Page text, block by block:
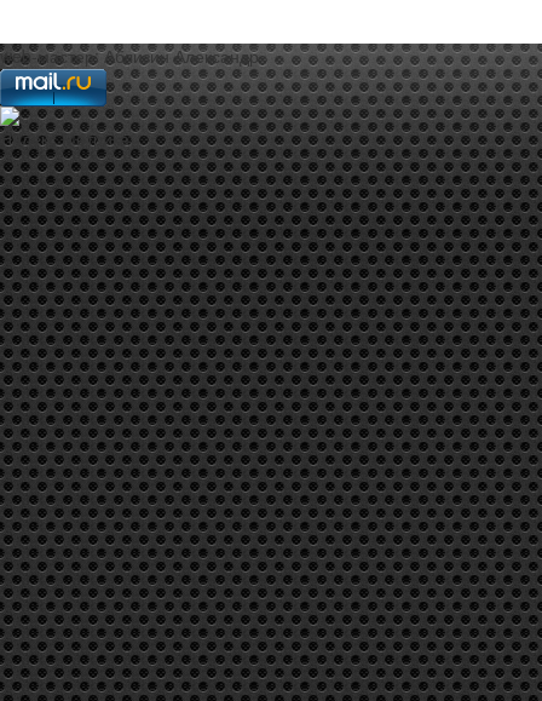
web-мастер:Аблизин Александр